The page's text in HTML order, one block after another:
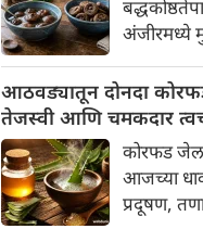
ग्रहस्थिती
या दिवशी
ग्रहांची
ज्यांचे
भाग्यवान
घेऊया!
अंजीरमध्ये
त्रास होत
आतड्यांची
करते. पचनसंस्था मजबूत करून पोट
साफ
आठवड्यातून दोनदा
तेजस्वी आणि चमकदार
जाणून घ्या
कोरफड
आजच्या
प्रदूषण,